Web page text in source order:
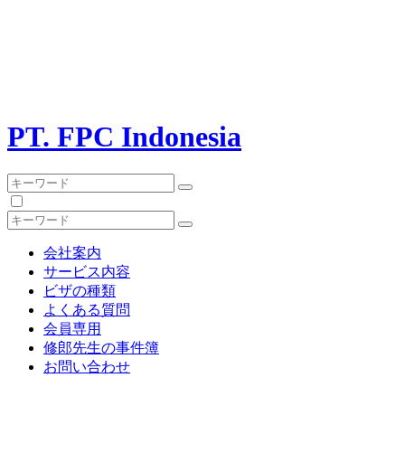
PT. FPC Indonesia
会社案内
サービス内容
ビザの種類
よくある質問
会員専用
修郎先生の事件簿
お問い合わせ